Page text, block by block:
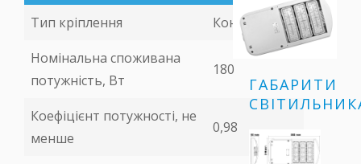
Тип кріплення
Консольний
Номінальна споживана
потужність, Вт
180
Коефіцієнт потужності, не
менше
0,98
ГАБАРИТИ